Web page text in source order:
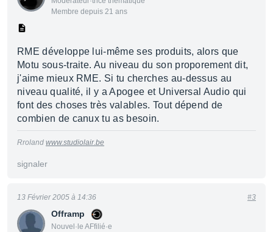
Membre depuis 21 ans
RME développe lui-même ses produits, alors que
Motu sous-traite. Au niveau du son proporement dit,
j'aime mieux RME. Si tu cherches au-dessus au
niveau qualité, il y a Apogee et Universal Audio qui
font des choses très valables. Tout dépend de
combien de canux tu as besoin.
Rroland www.studiolair.be
signaler
Offramp
Nouvel·le AFfilié·e
13 Février 2005 à 14:36 #3